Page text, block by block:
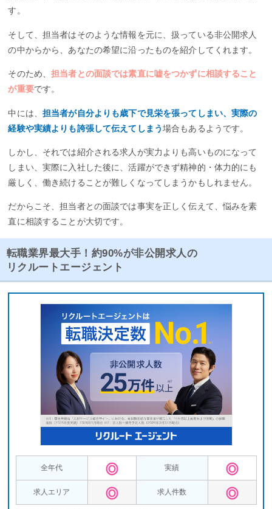
す。
そして、担当者はそのような情報を元に、扱っている非公開求人
の中からから、あなたの希望に沿ったものを紹介してくれます。
そのため、担当者との面談では素直に嘘をつかずに相談すること
が重要です。
中には、担当者が自分よりも歳下で見栄を張ってしまい、実際の
経験や実績よりも誇張して伝えてしまう場合もあるようです。
しかし、それでは紹介される求人が実力よりも高いものになって
しまい、実際に入社した後に、活躍ができず精神的・体力的にも
厳しく、働き続けることが難しくなってしまうかもしれません。
だからこそ、担当者との面談では事実を正しく伝えて、悩みを素
直に相談することが大切です。
転職業界最大手！約90%が非公開求人の
リクルートエージェント
全年代 実績
求人エリア 求人件数